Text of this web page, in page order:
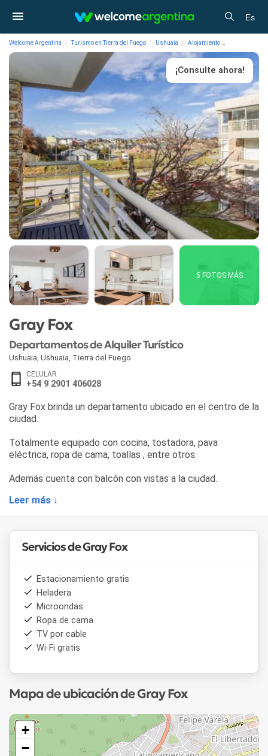
Es
Welcome Argentina Turismo en Tierra del Fuego Ushuaia Alojamiento
¡Consulte ahora!
5 FOTOS MÁS
Gray Fox
Departamentos de Alquiler Turístico
Ushuaia Ushuaia Tierra del Fuego
CELULAR
+54 9 2901 406028
Gray Fox brinda un departamento ubicado en el centro de la
ciudad.
Totalmente equipado con cocina, tostadora, pava
eléctrica, ropa de cama, toallas , entre otros.
Además cuenta con balcón con vistas a la ciudad.
Leer más ↓
Servicios de Gray Fox
Estacionamiento gratis
Heladera
Microondas
Ropa de cama
TV por cable
Wi-Fi gratis
Mapa de ubicación de Gray Fox
+
−